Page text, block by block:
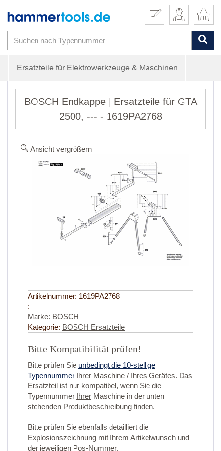
Ersatzteile für Elektrowerkzeuge & Maschinen
BOSCH Endkappe | Ersatzteile für GTA
2500, --- - 1619PA2768
Ansicht vergrößern
Artikelnummer: 1619PA2768
:
Marke: BOSCH
Kategorie: BOSCH Ersatzteile
Bitte Kompatibilität prüfen!
Bitte prüfen Sie unbedingt die 10-stellige
Typennummer Ihrer Maschine / Ihres Gerätes. Das
Ersatzteil ist nur kompatibel, wenn Sie die
Typennummer Ihrer Maschine in der unten
stehenden Produktbeschreibung finden.
Bitte prüfen Sie ebenfalls detailliert die
Explosionszeichnung mit Ihrem Artikelwunsch und
der jeweiligen Pos-Nummer.